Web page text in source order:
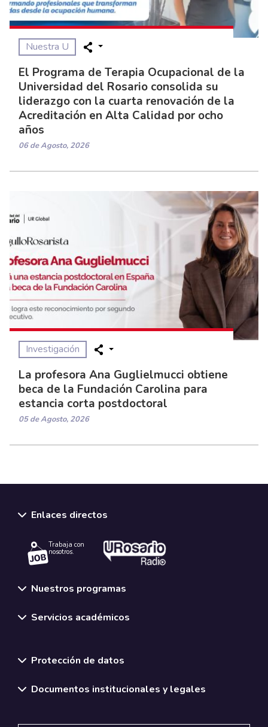
Nuestra U
El Programa de Terapia Ocupacional de la
Universidad del Rosario consolida su
liderazgo con la cuarta renovación de la
Acreditación en Alta Calidad por ocho
años
06 de Agosto, 2026
Investigación
La profesora Ana Guglielmucci obtiene
beca de la Fundación Carolina para
estancia corta postdoctoral
05 de Agosto, 2026
Enlaces directos
Trabaja con
nosotros.
Nuestros programas
Servicios académicos
Protección de datos
Documentos institucionales y legales